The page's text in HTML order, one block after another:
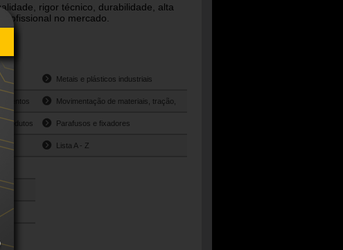
rigor técnico, durabilidade, alta
no mercado.
uso
produtos
Metais e plásticos industriais
Movimentação de materiais, tração,
levante e fechamento de embalagens
Parafusos e fixadores
Lista A - Z